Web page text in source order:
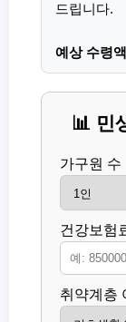
드립니다.
예상 수령액
📊 민
가구원 수
건강보험
취약계층